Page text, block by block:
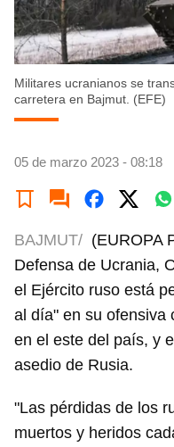
Militares ucranianos se
carretera en Bajmut. (EFE)
05 de marzo 2023 - 08:18
BAJMUT/ (EUROPA
Defensa de Ucrania,
el Ejército ruso está
al día" en su ofensiva
en el este del país, y
asedio de Rusia.
"Las pérdidas de los
muertos y heridos